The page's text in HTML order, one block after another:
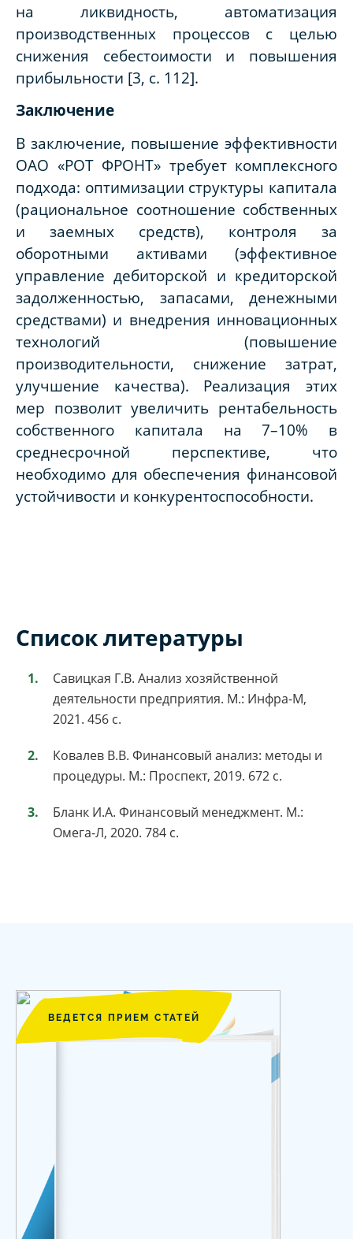
на ликвидность, автоматизация
производственных процессов с целью
снижения себестоимости и повышения
прибыльности [3, с. 112].
Заключение
В заключение, повышение эффективности
ОАО «РОТ ФРОНТ» требует комплексного
подхода: оптимизации структуры капитала
(рациональное соотношение собственных
и заемных средств), контроля за
оборотными активами (эффективное
управление дебиторской и кредиторской
задолженностью, запасами, денежными
средствами) и внедрения инновационных
технологий (повышение
производительности, снижение затрат,
улучшение качества). Реализация этих
мер позволит увеличить рентабельность
собственного капитала на 7–10% в
среднесрочной перспективе, что
необходимо для обеспечения финансовой
устойчивости и конкурентоспособности.
Список литературы
Савицкая Г.В. Анализ хозяйственной
деятельности предприятия. М.: Инфра-М,
2021. 456 с.
Ковалев В.В. Финансовый анализ: методы и
процедуры. М.: Проспект, 2019. 672 с.
Бланк И.А. Финансовый менеджмент. М.:
Омега-Л, 2020. 784 с.
ВЕДЕТСЯ ПРИЕМ СТАТЕЙ